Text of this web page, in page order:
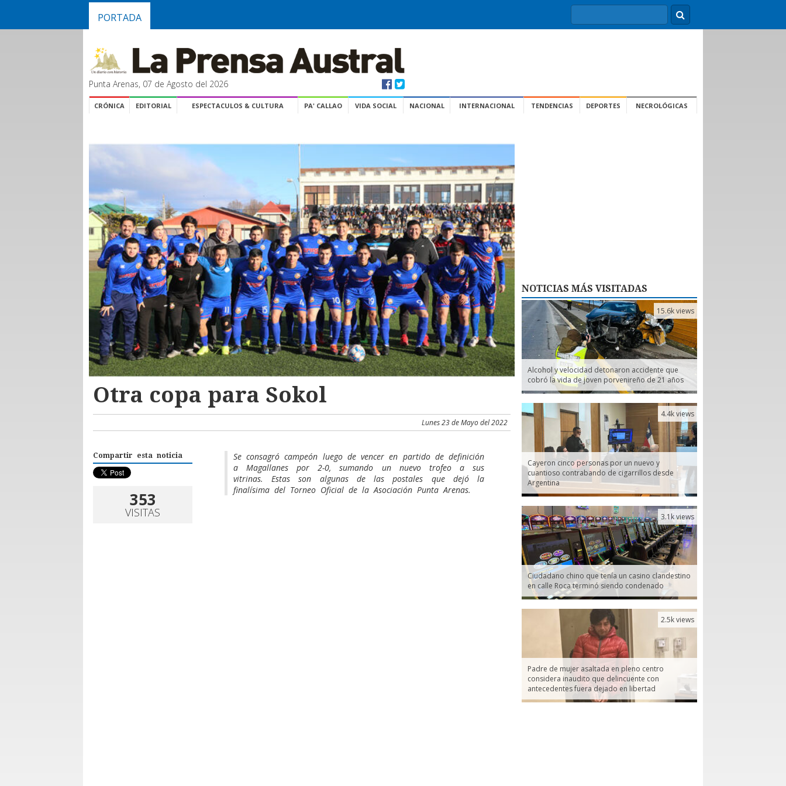
PORTADA
Punta Arenas, 07 de Agosto del 2026
CRÓNICA EDITORIAL ESPECTACULOS & CULTURA PA' CALLAO VIDA SOCIAL NACIONAL INTERNACIONAL TENDENCIAS DEPORTES NECROLÓGICAS
Otra copa para Sokol
Lunes 23 de Mayo del 2022
Compartir esta noticia
353
VISITAS
Se consagró campeón luego de vencer en partido de definición
a Magallanes por 2-0, sumando un nuevo trofeo a sus
vitrinas. Estas son algunas de las postales que dejó la
finalísima del Torneo Oficial de la Asociación Punta Arenas.
NOTICIAS MÁS VISITADAS
Alcohol y velocidad detonaron accidente que
cobró la vida de joven porvenireño de 21 años
15.6k views
Cayeron cinco personas por un nuevo y
cuantioso contrabando de cigarrillos desde
Argentina
4.4k views
Ciudadano chino que tenía un casino clandestino
en calle Roca terminó siendo condenado
3.1k views
Padre de mujer asaltada en pleno centro
considera inaudito que delincuente con
antecedentes fuera dejado en libertad
2.5k views